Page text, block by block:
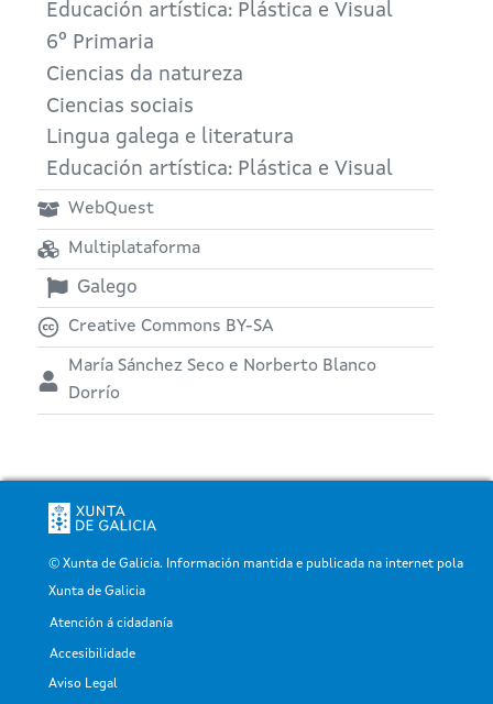
Educación artística: Plástica e Visual
6º Primaria
Ciencias da natureza
Ciencias sociais
Lingua galega e literatura
Educación artística: Plástica e Visual
WebQuest
Multiplataforma
Galego
Creative Commons BY-SA
María Sánchez Seco e Norberto Blanco
Dorrío
© Xunta de Galicia. Información mantida e publicada na internet pola
Xunta de Galicia
Pé
Atención á cidadanía
Accesibilidade
Aviso Legal